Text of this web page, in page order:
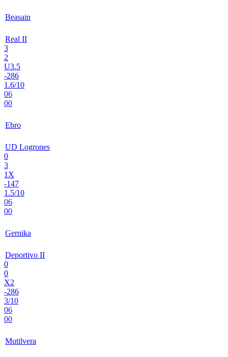
Beasain
Real II
3
2
U3.5
-286
1.6/10
06
00
Ebro
UD Logrones
0
3
1X
-147
1.5/10
06
00
Gernika
Deportivo II
0
0
X2
-286
3/10
06
00
Mutilvera